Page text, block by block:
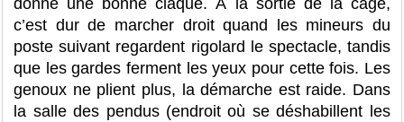
c’est dur de marcher droit quand les mineurs du
poste suivant regardent rigolard le spectacle, tandis
que les gardes ferment les yeux pour cette fois. Les
genoux ne plient plus, la démarche est raide. Dans
la salle des pendus (endroit où se déshabillent les